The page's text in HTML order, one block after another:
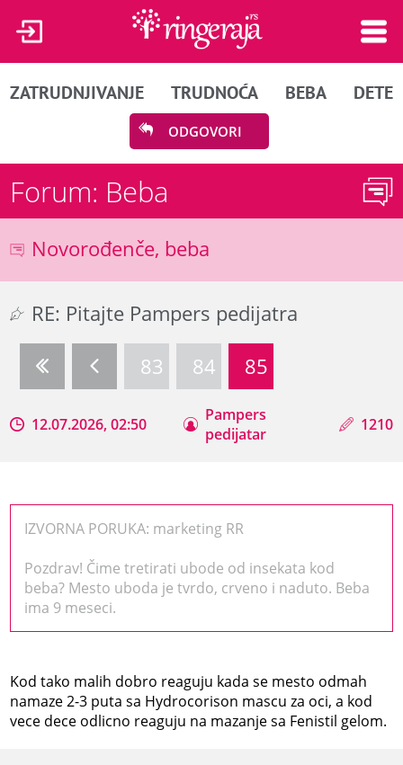
ZATRUDNJIVANJE TRUDNOĆA BEBA DETE
ODGOVORI
Forum: Beba
Novorođenče, beba
RE: Pitajte Pampers pedijatra
83
84 85
12.07.2026, 02:50
Pampers
pedijatar
1210
IZVORNA PORUKA: marketing RR
Pozdrav! Čime tretirati ubode od insekata kod
beba? Mesto uboda je tvrdo, crveno i naduto. Beba
ima 9 meseci.
Kod tako malih dobro reaguju kada se mesto odmah
namaze 2-3 puta sa Hydrocorison mascu za oci, a kod
vece dece odlicno reaguju na mazanje sa Fenistil gelom.